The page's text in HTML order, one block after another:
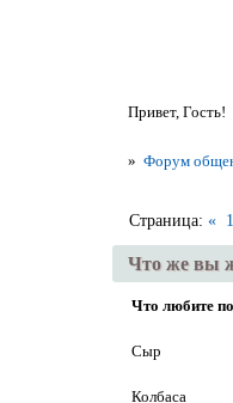
Привет, Гость!
» Форум
Что же вы
Страница:« 1
Что любите
Сыр
Колбаса